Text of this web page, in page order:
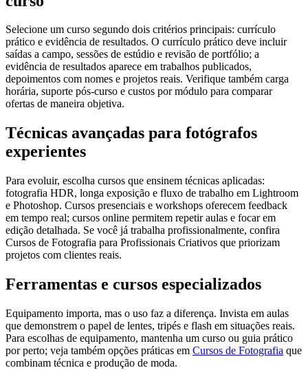
Selecione um curso segundo dois critérios principais: currículo
prático e evidência de resultados. O currículo prático deve incluir
saídas a campo, sessões de estúdio e revisão de portfólio; a
evidência de resultados aparece em trabalhos publicados,
depoimentos com nomes e projetos reais. Verifique também carga
horária, suporte pós-curso e custos por módulo para comparar
ofertas de maneira objetiva.
Técnicas avançadas para fotógrafos
experientes
Para evoluir, escolha cursos que ensinem técnicas aplicadas:
fotografia HDR, longa exposição e fluxo de trabalho em Lightroom
e Photoshop. Cursos presenciais e workshops oferecem feedback
em tempo real; cursos online permitem repetir aulas e focar em
edição detalhada. Se você já trabalha profissionalmente, confira
Cursos de Fotografia para Profissionais Criativos que priorizam
projetos com clientes reais.
Ferramentas e cursos especializados
Equipamento importa, mas o uso faz a diferença. Invista em aulas
que demonstrem o papel de lentes, tripés e flash em situações reais.
Para escolhas de equipamento, mantenha um curso ou guia prático
por perto; veja também opções práticas em Cursos de Fotografia que
combinam técnica e produção de moda.